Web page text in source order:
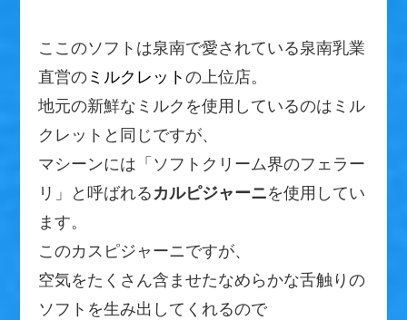
ここのソフトは泉南で愛されている泉南乳業
直営のミルクレットの上位店。
地元の新鮮なミルクを使用しているのはミル
クレットと同じですが、
マシーンには「ソフトクリーム界のフェラー
リ」と呼ばれるカルピジャーニを使用してい
ます。
このカスピジャーニですが、
空気をたくさん含ませたなめらかな舌触りの
ソフトを生み出してくれるので